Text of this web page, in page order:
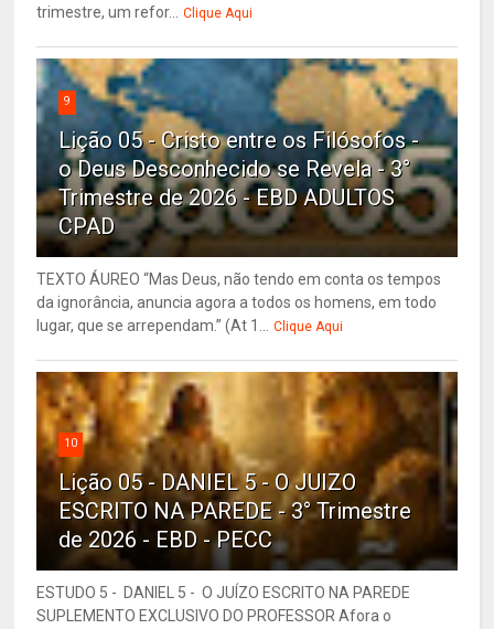
trimestre, um refor... Clique Aqui
9
Lição 05 - Cristo entre os Filósofos -
o Deus Desconhecido se Revela - 3°
Trimestre de 2026 - EBD ADULTOS
CPAD
TEXTO ÁUREO “Mas Deus, não tendo em conta os tempos
da ignorância, anuncia agora a todos os homens, em todo
lugar, que se arrependam.” (At 1... Clique Aqui
10
Lição 05 - DANIEL 5 - O JUIZO
ESCRITO NA PAREDE - 3° Trimestre
de 2026 - EBD - PECC
ESTUDO 5 - DANIEL 5 - O JUÍZO ESCRITO NA PAREDE
SUPLEMENTO EXCLUSIVO DO PROFESSOR Afora o